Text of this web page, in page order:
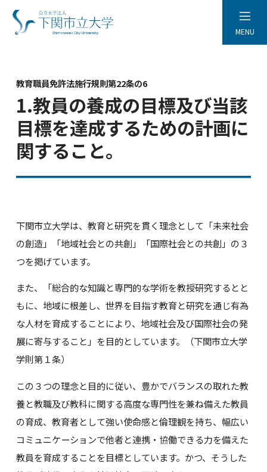
MENU
教育職員免許法施行規則第22条の6
1.教員の養成の目標及び当該
目標を達成するための計画に
関すること。
下関市立大学は、教育と研究を貫く理念として「未来社会
の創造」「地域社会との共創」「国際社会との共創」の３
つを掲げています。
また、「総合的な知識と専門的な学術を教授研究するとと
もに、地域に根差し、世界を目指す教育と研究を通じ有為
な人材を育成することにより、地域社会及び国際社会の発
展に寄与すること」を目的としています。（下関市立大学
学則第１条）
この３つの理念と目的に従い、豊かでバランスの取れた教
養と教職及び教科に関する高度な専門性を兼ね備えた教員
の育成、教育者として強い使命感と倫理観を持ち、幅広い
コミュニケーションで他者と連携・協働できる力を備えた
教員を育成することを目標としています。かつ、そうした